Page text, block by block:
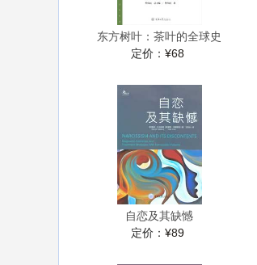
东方树叶：茶叶的全球史
定价： ¥68
自恋及其缺憾
定价： ¥89